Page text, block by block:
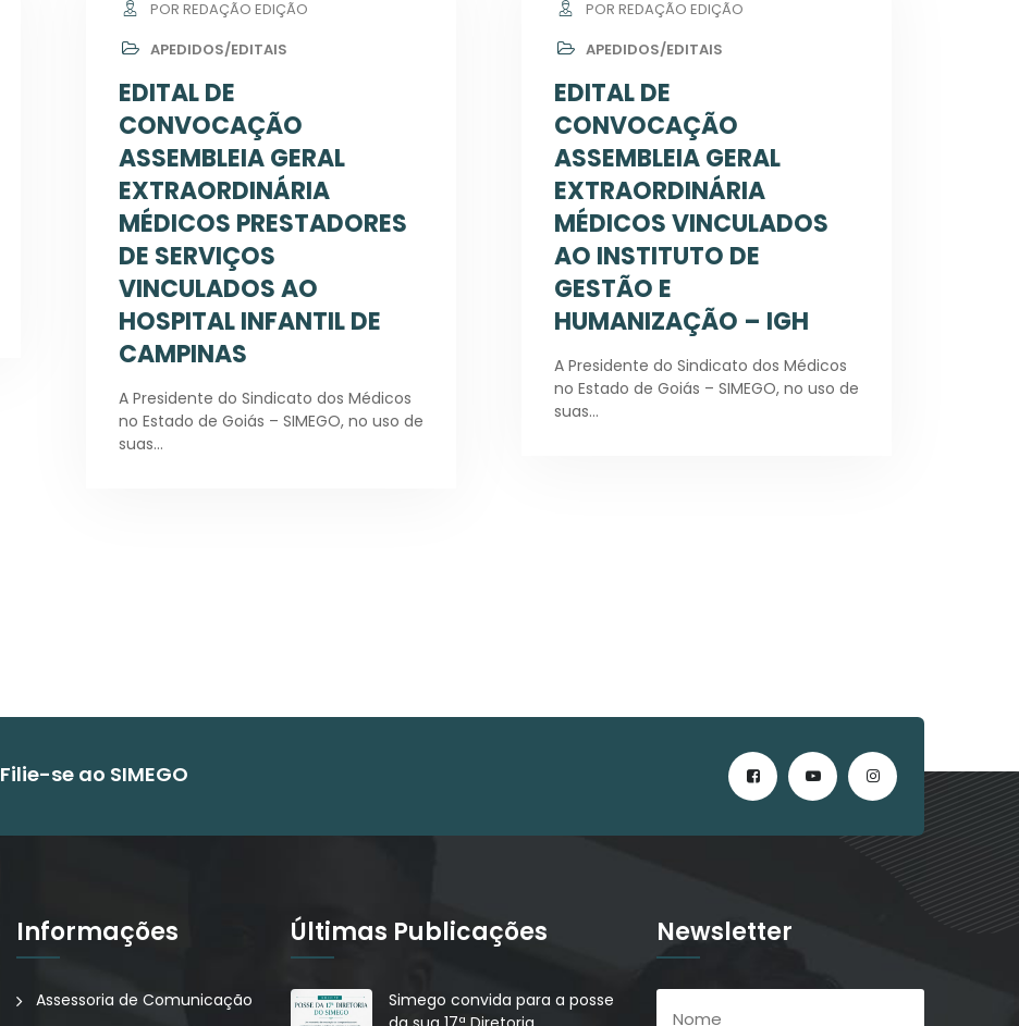
POR REDAÇÃO EDIÇÃO
APEDIDOS/EDITAIS
EDITAL DE
CONVOCAÇÃO
ASSEMBLEIA GERAL
EXTRAORDINÁRIA
MÉDICOS PRESTADORES
DE SERVIÇOS
VINCULADOS AO
HOSPITAL INFANTIL DE
CAMPINAS
A Presidente do Sindicato dos Médicos
no Estado de Goiás – SIMEGO, no uso de
suas…
POR REDAÇÃO EDIÇÃO
APEDIDOS/EDITAIS
EDITAL DE
CONVOCAÇÃO
ASSEMBLEIA GERAL
EXTRAORDINÁRIA
MÉDICOS VINCULADOS
AO INSTITUTO DE
GESTÃO E
HUMANIZAÇÃO – IGH
A Presidente do Sindicato dos Médicos
no Estado de Goiás – SIMEGO, no uso de
suas…
Filie-se ao SIMEGO
Informações
Assessoria de Comunicação
Últimas Publicações
Simego convida para a posse
Newsletter